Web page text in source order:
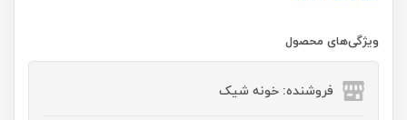
ویژگی‌های محصول
فروشنده: خونه شیک